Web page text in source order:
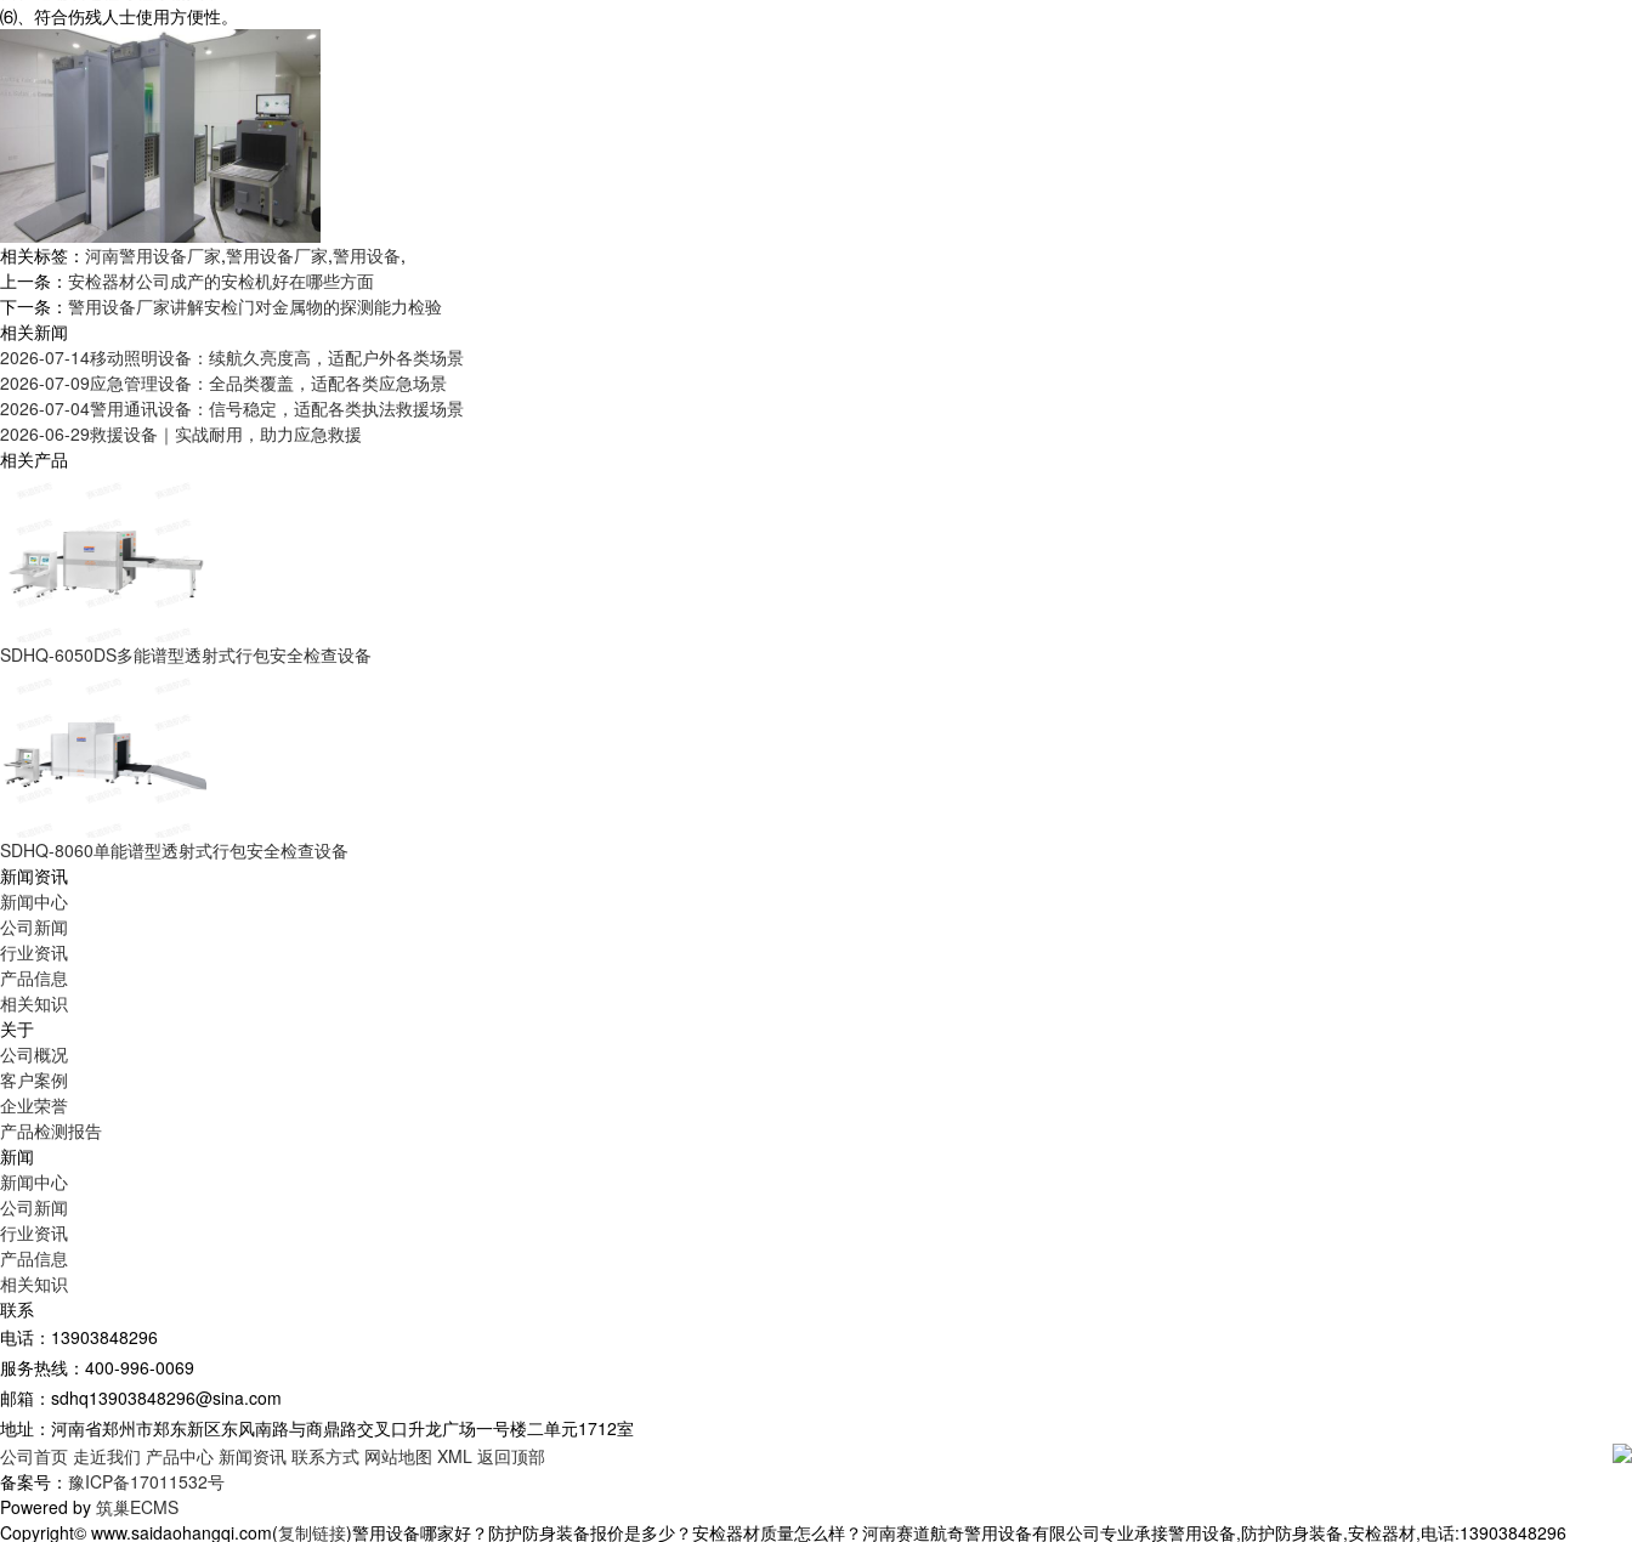
⑹、符合伤残人士使用方便性。
相关标签： 河南警用设备厂家,警用设备厂家,警用设备,
上一条： 安检器材公司成产的安检机好在哪些方面
下一条： 警用设备厂家讲解安检门对金属物的探测能力检验
相关新闻
2026-07-14移动照明设备：续航久亮度高，适配户外各类场景
2026-07-09应急管理设备：全品类覆盖，适配各类应急场景
2026-07-04警用通讯设备：信号稳定，适配各类执法救援场景
2026-06-29救援设备｜实战耐用，助力应急救援
相关产品
SDHQ-6050DS多能谱型透射式行包安全检查设备
SDHQ-8060单能谱型透射式行包安全检查设备
新闻资讯
新闻中心
公司新闻
行业资讯
产品信息
相关知识
关于
公司概况
客户案例
企业荣誉
产品检测报告
新闻
新闻中心
公司新闻
行业资讯
产品信息
相关知识
联系
电话：13903848296
服务热线：400-996-0069
邮箱：sdhq13903848296@sina.com
地址：河南省郑州市郑东新区东风南路与商鼎路交叉口升龙广场一号楼二单元1712室
公司首页 走近我们 产品中心 新闻资讯 联系方式 网站地图 XML 返回顶部
备案号： 豫ICP备17011532号
Powered by 筑巢ECMS
Copyright© www.saidaohangqi.com(复制链接)警用设备哪家好？防护防身装备报价是多少？安检器材质量怎么样？河南赛道航奇警用设备有限公司专业承接警用设备,防护防身装备,安检器材,电话:13903848296